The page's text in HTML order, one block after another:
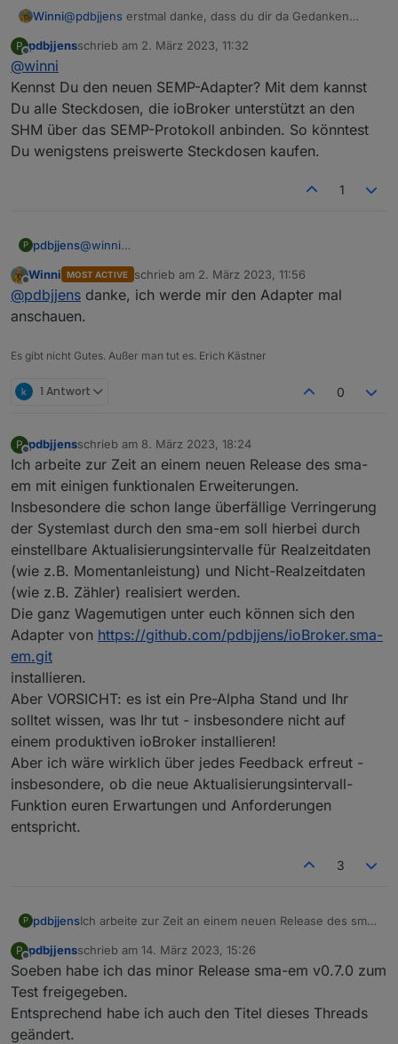
Winni@pdbjjens erstmal danke, dass du dir da Gedanken
Zwischenstecker aus dem Homemanager kommen. Ein
leisten, aber der von dir erwähnte konnte das leider
nicht, ist auch recht bald nicht weiter entwickelt worden.
Ich werde die vorhandenen Zwischenstecker Zug um
Zug durch andere ersetzen. Ich denke was anderes wird
mir garnicht übrig bleiben 😉.
P
Offline
pdbjjensschrieb am 2. März 2023, 11:32
zuletzt editiert von
@winni
Kennst Du den neuen SEMP-Adapter? Mit dem kannst
Du alle Steckdosen, die ioBroker unterstützt an den
SHM über das SEMP-Protokoll anbinden. So könntest
Du wenigstens preiswerte Steckdosen kaufen.
1
P pdbjjens@winni
Du alle Steckdosen, die ioBroker unterstützt an den
SHM über das SEMP-Protokoll anbinden. So könntest
Du wenigstens preiswerte Steckdosen kaufen.
Offline
Winni MOST ACTIVE schrieb am 2. März 2023, 11:56
zuletzt editiert von
@pdbjjens danke, ich werde mir den Adapter mal
anschauen.
Es gibt nicht Gutes. Außer man tut es. Erich Kästner
1 Antwort 0
P
Offline
pdbjjensschrieb am 8. März 2023, 18:24
zuletzt editiert von
Ich arbeite zur Zeit an einem neuen Release des sma-
em mit einigen funktionalen Erweiterungen.
Insbesondere die schon lange überfällige Verringerung
der Systemlast durch den sma-em soll hierbei durch
einstellbare Aktualisierungsintervalle für Realzeitdaten
(wie z.B. Momentanleistung) und Nicht-Realzeitdaten
(wie z.B. Zähler) realisiert werden.
Die ganz Wagemutigen unter euch können sich den
Adapter von https://github.com/pdbjjens/ioBroker.sma-
em.git
installieren.
Aber VORSICHT: es ist ein Pre-Alpha Stand und Ihr
solltet wissen, was Ihr tut - insbesondere nicht auf
einem produktiven ioBroker installieren!
Aber ich wäre wirklich über jedes Feedback erfreut -
insbesondere, ob die neue Aktualisierungsintervall-
Funktion euren Erwartungen und Anforderungen
entspricht.
3
P pdbjjensIch arbeite zur Zeit an einem neuen Release des sma-
Insbesondere die schon lange überfällige
Verringerung der Systemlast durch den sma-em soll
hierbei durch einstellbare Aktualisierungsintervalle für
Realzeitdaten (wie z.B. Momentanleistung) und Nicht-
Realzeitdaten (wie z.B. Zähler) realisiert werden.
P
Offline
pdbjjensschrieb am 14. März 2023, 15:26
zuletzt editiert von
Soeben habe ich das minor Release sma-em v0.7.0 zum
Test freigegeben.
Entsprechend habe ich auch den Titel dieses Threads
geändert.